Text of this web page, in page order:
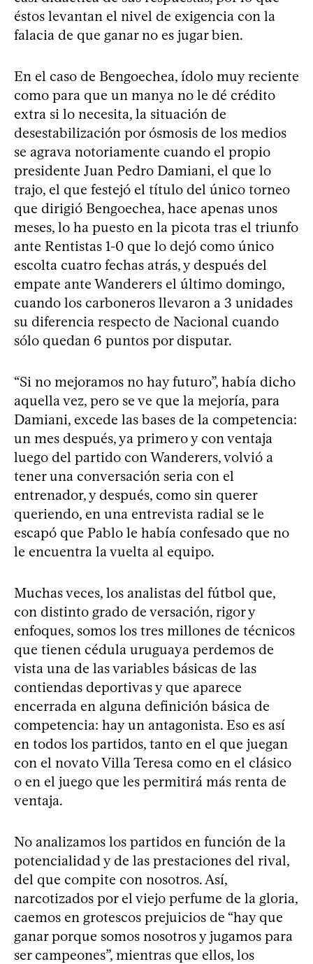
éstos levantan el nivel de exigencia con la
falacia de que ganar no es jugar bien.
En el caso de Bengoechea, ídolo muy reciente
como para que un manya no le dé crédito
extra si lo necesita, la situación de
desestabilización por ósmosis de los medios
se agrava notoriamente cuando el propio
presidente Juan Pedro Damiani, el que lo
trajo, el que festejó el título del único torneo
que dirigió Bengoechea, hace apenas unos
meses, lo ha puesto en la picota tras el triunfo
ante Rentistas 1-0 que lo dejó como único
escolta cuatro fechas atrás, y después del
empate ante Wanderers el último domingo,
cuando los carboneros llevaron a 3 unidades
su diferencia respecto de Nacional cuando
sólo quedan 6 puntos por disputar.
“Si no mejoramos no hay futuro”, había dicho
aquella vez, pero se ve que la mejoría, para
Damiani, excede las bases de la competencia:
un mes después, ya primero y con ventaja
luego del partido con Wanderers, volvió a
tener una conversación seria con el
entrenador, y después, como sin querer
queriendo, en una entrevista radial se le
escapó que Pablo le había confesado que no
le encuentra la vuelta al equipo.
Muchas veces, los analistas del fútbol que,
con distinto grado de versación, rigor y
enfoques, somos los tres millones de técnicos
que tienen cédula uruguaya perdemos de
vista una de las variables básicas de las
contiendas deportivas y que aparece
encerrada en alguna definición básica de
competencia: hay un antagonista. Eso es así
en todos los partidos, tanto en el que juegan
con el novato Villa Teresa como en el clásico
o en el juego que les permitirá más renta de
ventaja.
No analizamos los partidos en función de la
potencialidad y de las prestaciones del rival,
del que compite con nosotros. Así,
narcotizados por el viejo perfume de la gloria,
caemos en grotescos prejuicios de “hay que
ganar porque somos nosotros y jugamos para
ser campeones”, mientras que ellos, los